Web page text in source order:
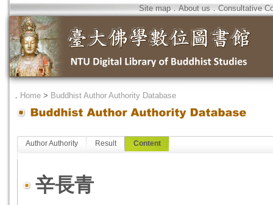
Site map．About us．Consultative
． Home > Buddhist Author Authority Database
Author Authority Result Content
辛長青